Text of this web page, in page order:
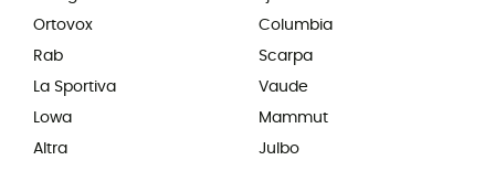
Ortovox
Rab
La Sportiva
Lowa
Altra
Columbia
Scarpa
Vaude
Mammut
Julbo